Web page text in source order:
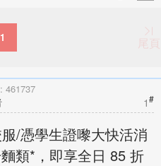
1 尾頁
461737
1#
/憑學生證嚟大快活消
類*，即享全日 85 折